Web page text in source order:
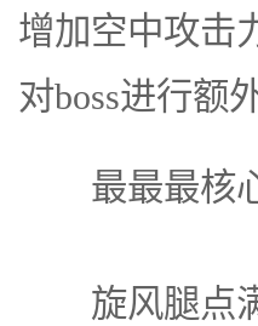
增加空中攻击
对boss进行额
最最最核
旋风腿点满,